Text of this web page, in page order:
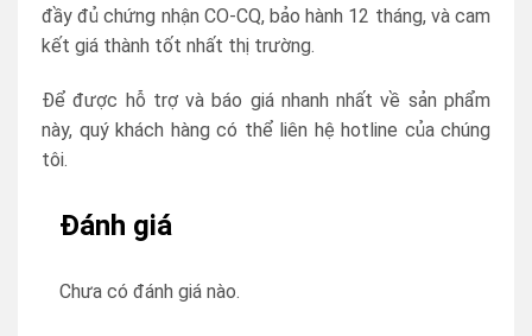
đầy đủ chứng nhận CO-CQ, bảo hành 12 tháng, và cam
kết giá thành tốt nhất thị trường.
Để được hỗ trợ và báo giá nhanh nhất về sản phẩm
này, quý khách hàng có thể liên hệ hotline của chúng
tôi.
Đánh giá
Chưa có đánh giá nào.